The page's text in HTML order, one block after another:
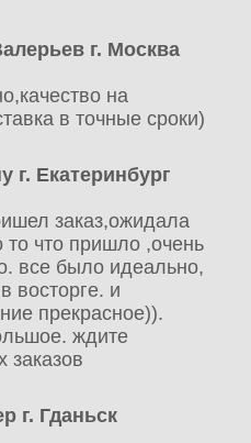
г. Москва
на
в точные сроки)
г. Екатеринбург
заказ,ожидала
то что пришло ,очень
все было идеально,
восторге. и
прекрасное)).
ждите
г. Гданьск